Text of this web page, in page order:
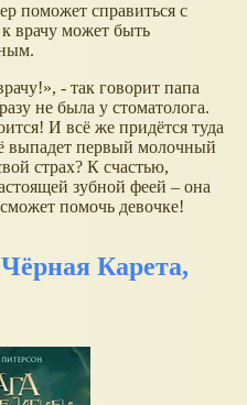
поможет справиться с
врачу может быть
, - так говорит папа
не была у стоматолога.
И всё же придётся туда
выпадет первый молочный
страх? К счастью,
зубной феей – она
помочь девочке!
Карета,